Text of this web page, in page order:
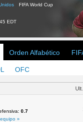
FIFA World Cup
EDT
Orden Alfabético
OFC
0.7
»